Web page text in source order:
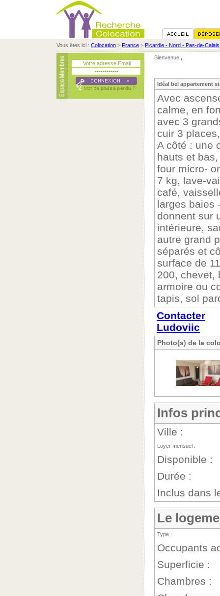
Vous êtes ici : Colocation > France > Picardie - Nord - Pas-de-Calais
Bienvenue ,
Idéal bel appartement
Avec
calme, en
avec 3
cuir 3
A côté : une
hauts et
four micro-
7 kg, lave-
café,
larges baies
donnent sur
intérieure,
autre grand
séparés et
surface de
200, chevet,
armoire ou
tapis, sol
Contacter
Ludoviic
Photo(s) de la
Infos
Ville :
Loyer mensuel :
Disponible :
Durée :
Inclus dans
Le
Type :
Occupants
Superficie :
Chambres :